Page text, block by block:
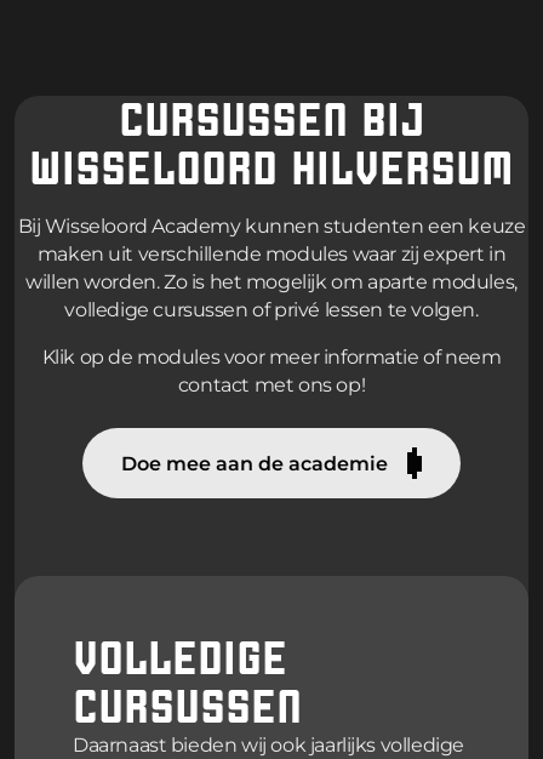
CURSUSSEN BIJ
WISSELOORD HILVERSUM
Bij Wisseloord Academy kunnen studenten een keuze
maken uit verschillende modules waar zij expert in
willen worden. Zo is het mogelijk om aparte modules,
volledige cursussen of privé lessen te volgen.
Klik op de modules voor meer informatie of neem
contact met ons op!
Doe mee aan de academie
VOLLEDIGE
CURSUSSEN
Daarnaast bieden wij ook jaarlijks volledige